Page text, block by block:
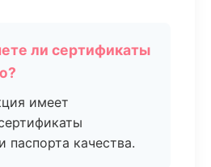
ли сертификаты
имеет
паспорта качества.